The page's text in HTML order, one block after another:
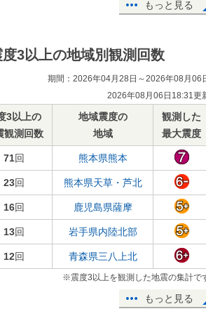
もっと見る
度3以上の地域別観測回数
期間：2026年04月28日～2026年08月06
2026年08月06日18:31更
3以上の
観測回数
地域震度の
地域
観測した
最大震度
71回 熊本県熊本
23回 熊本県天草・芦北
16回 鹿児島県薩摩
13回 岩手県内陸北部
12回 青森県三八上北
※震度3以上を観測した地震の集計で
もっと見る